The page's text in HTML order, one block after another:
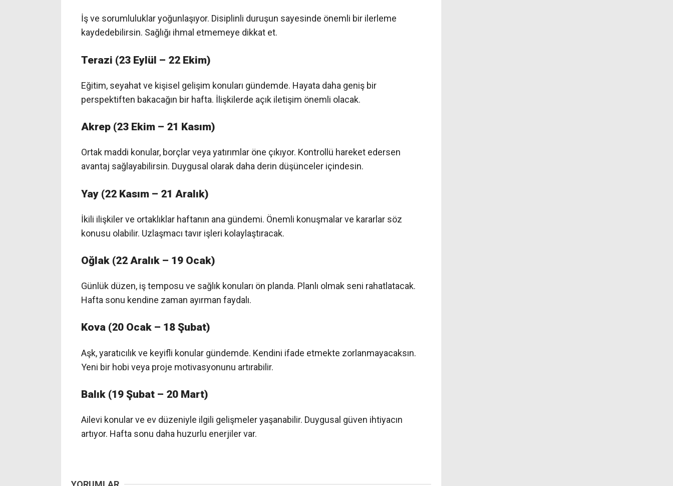
İş ve sorumluluklar yoğunlaşıyor. Disiplinli duruşun sayesinde önemli bir ilerleme
kaydedebilirsin. Sağlığı ihmal etmemeye dikkat et.
Terazi (23 Eylül – 22 Ekim)
Eğitim, seyahat ve kişisel gelişim konuları gündemde. Hayata daha geniş bir
perspektiften bakacağın bir hafta. İlişkilerde açık iletişim önemli olacak.
Akrep (23 Ekim – 21 Kasım)
Ortak maddi konular, borçlar veya yatırımlar öne çıkıyor. Kontrollü hareket edersen
avantaj sağlayabilirsin. Duygusal olarak daha derin düşünceler içindesin.
Yay (22 Kasım – 21 Aralık)
İkili ilişkiler ve ortaklıklar haftanın ana gündemi. Önemli konuşmalar ve kararlar söz
konusu olabilir. Uzlaşmacı tavır işleri kolaylaştıracak.
Oğlak (22 Aralık – 19 Ocak)
Günlük düzen, iş temposu ve sağlık konuları ön planda. Planlı olmak seni rahatlatacak.
Hafta sonu kendine zaman ayırman faydalı.
Kova (20 Ocak – 18 Şubat)
Aşk, yaratıcılık ve keyifli konular gündemde. Kendini ifade etmekte zorlanmayacaksın.
Yeni bir hobi veya proje motivasyonunu artırabilir.
Balık (19 Şubat – 20 Mart)
Ailevi konular ve ev düzeniyle ilgili gelişmeler yaşanabilir. Duygusal güven ihtiyacın
artıyor. Hafta sonu daha huzurlu enerjiler var.